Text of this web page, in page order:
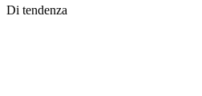
Di tendenza